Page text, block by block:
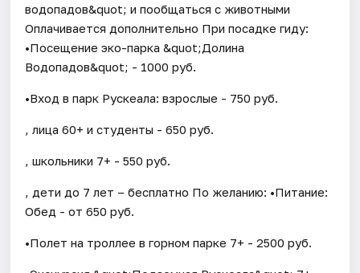
водопадов&quot; и пообщаться с животными
Оплачивается дополнительно При посадке гиду:
•Посещение эко-парка &quot;Долина
Водопадов&quot; - 1000 руб.
•Вход в парк Рускеала: взрослые - 750 руб.
, лица 60+ и студенты - 650 руб.
, школьники 7+ - 550 руб.
, дети до 7 лет – бесплатно По желанию: •Питание:
Обед - от 650 руб.
•Полет на троллее в горном парке 7+ - 2500 руб.